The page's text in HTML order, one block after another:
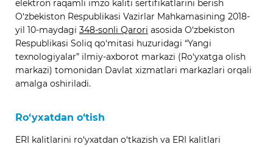
elektron raqamli imzo kaliti sertifikatlarini berish
O‘zbekiston Respublikasi Vazirlar Mahkamasining 2018-
yil 10-maydagi 348-sonli Qarori asosida O‘zbekiston
Respublikasi Soliq qo‘mitasi huzuridagi “Yangi
texnologiyalar” ilmiy-axborot markazi (Ro‘yxatga olish
markazi) tomonidan Davlat xizmatlari markazlari orqali
amalga oshiriladi.
Ro‘yxatdan o‘tish
ERI kalitlarini ro‘yxatdan o‘tkazish va ERI kalitlari